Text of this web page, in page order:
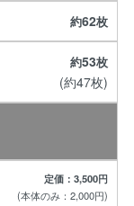
62
53
(約47枚)
定価：3,500円
(本体のみ：2,000円)